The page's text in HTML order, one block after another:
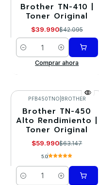
-5%
Brother TN-410 |
Toner Original
$39.990$42.095
Cantidad
Comprar ahora
-5%
PFB450TNO BROTHER
Brother TN-450
Alto Rendimiento |
Toner Original
$59.990$63.147
5.0
Cantidad